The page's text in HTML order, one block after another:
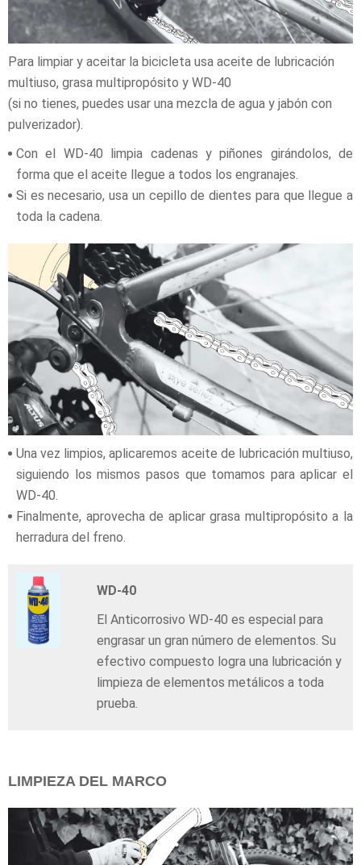
Para limpiar y aceitar la bicicleta usa aceite de lubricación
multiuso, grasa multipropósito y WD-40
(si no tienes, puedes usar una mezcla de agua y jabón con
pulverizador).
Con el WD-40 limpia cadenas y piñones girándolos, de
forma que el aceite llegue a todos los engranajes.
Si es necesario, usa un cepillo de dientes para que llegue a
toda la cadena.
Una vez limpios, aplicaremos aceite de lubricación multiuso,
siguiendo los mismos pasos que tomamos para aplicar el
WD-40.
Finalmente, aprovecha de aplicar grasa multipropósito a la
herradura del freno.
WD-40
El Anticorrosivo WD-40 es especial para
engrasar un gran número de elementos. Su
efectivo compuesto logra una lubricación y
limpieza de elementos metálicos a toda
prueba.
LIMPIEZA DEL MARCO